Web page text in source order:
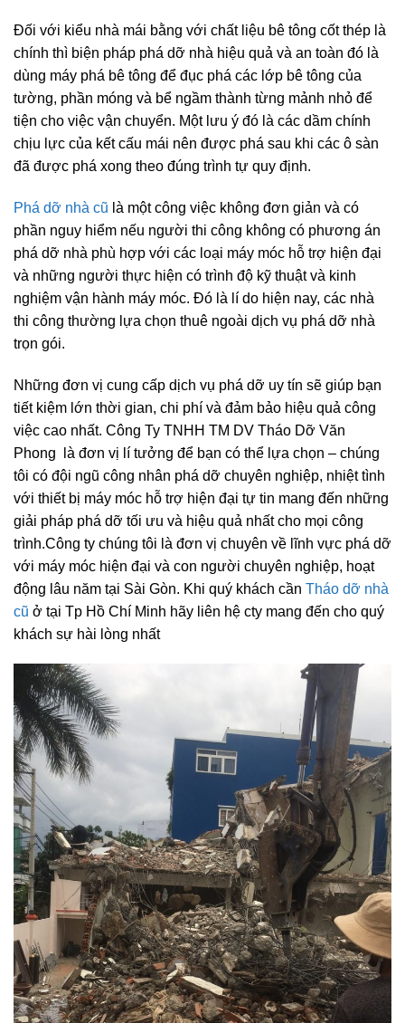
Đối với kiểu nhà mái bằng với chất liệu bê tông cốt thép là
chính thì biện pháp phá dỡ nhà hiệu quả và an toàn đó là
dùng máy phá bê tông để đục phá các lớp bê tông của
tường, phần móng và bể ngầm thành từng mảnh nhỏ để
tiện cho việc vận chuyển. Một lưu ý đó là các dầm chính
chịu lực của kết cấu mái nên được phá sau khi các ô sàn
Phá dỡ nhà cũlà một công việc không đơn giản và có
phần nguy hiểm nếu người thi công không có phương án
phá dỡ nhà phù hợp với các loại máy móc hỗ trợ hiện đại
và những người thực hiện có trình độ kỹ thuật và kinh
nghiệm vận hành máy móc. Đó là lí do hiện nay, các nhà
thi công thường lựa chọn thuê ngoài dịch vụ phá dỡ nhà
Những đơn vị cung cấp dịch vụ phá dỡ uy tín sẽ giúp bạn
tiết kiệm lớn thời gian, chi phí và đảm bảo hiệu quả công
việc cao nhất. Công Ty TNHH TM DV Tháo Dỡ Văn
Phong là đơn vị lí tưởng để bạn có thể lựa chọn – chúng
tôi có đội ngũ công nhân phá dỡ chuyên nghiệp, nhiệt tình
với thiết bị máy móc hỗ trợ hiện đại tự tin mang đến những
giải pháp phá dỡ tối ưu và hiệu quả nhất cho mọi công
trình.Công ty chúng tôi là đơn vị chuyên về lĩnh vực phá dỡ
với máy móc hiện đại và con người chuyên nghiệp, hoạt
động lâu năm tại Sài Gòn. Khi quý khách cần Tháo dỡ nhà
cũở tại Tp Hồ Chí Minh hãy liên hệ cty mang đến cho quý